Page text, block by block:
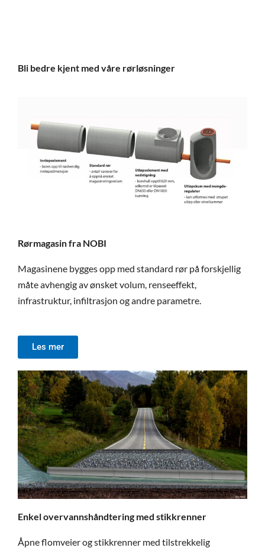
Bli bedre kjent med våre rørløsninger
Rørmagasin fra NOBI
Magasinene bygges opp med standard rør på forskjellig
måte avhengig av ønsket volum, renseeffekt,
infrastruktur, infiltrasjon og andre parametre.
Les mer
Enkel overvannshåndtering med stikkrenner
Åpne flomveier og stikkrenner med tilstrekkelig